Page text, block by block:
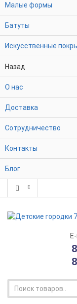
Малые формы
Батуты
Искусственные
Назад
О нас
Доставка
Сотрудничество
Контакты
Блог